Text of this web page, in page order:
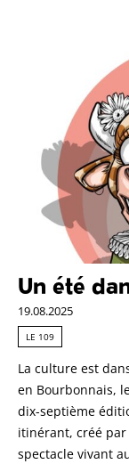
Un été
19.08.2025
LE 109
La culture est
en Bourbonnais,
dix-septième
itinérant, créé
spectacle vivant